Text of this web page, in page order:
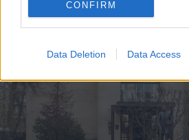
CONFIRM
Data Deletion Data Access